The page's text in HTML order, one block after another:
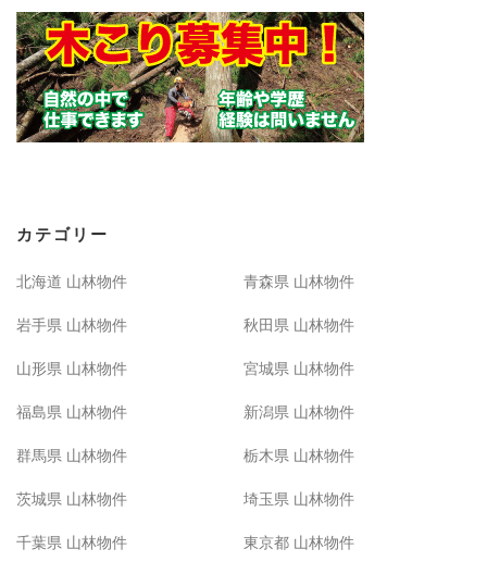
カテゴリー
北海道 山林物件 青森県 山林物件
岩手県 山林物件 秋田県 山林物件
山形県 山林物件 宮城県 山林物件
福島県 山林物件 新潟県 山林物件
群馬県 山林物件 栃木県 山林物件
茨城県 山林物件 埼玉県 山林物件
千葉県 山林物件 東京都 山林物件